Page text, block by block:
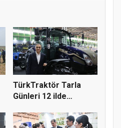
TürkTraktör Tarla
Günleri 12 ilde